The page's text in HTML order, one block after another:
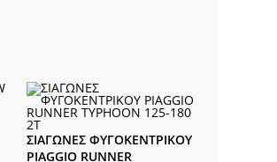
ΣΙΑΓΩΝΕΣ ΦΥΓΟΚΕΝΤΡΙΚΟΥ
PIAGGIO RUNNER